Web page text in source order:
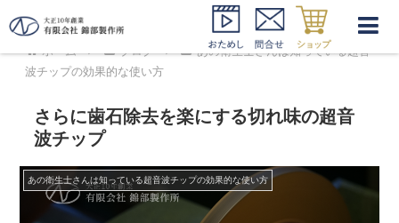
ホーム ブログ
あの衛生士さんは知っている超音
波チップの効果的な使い方
さらに歯石除去を楽にする切れ味の超音
波チップ
あの衛生士さんは知っている超音波チップの効果的な使い方